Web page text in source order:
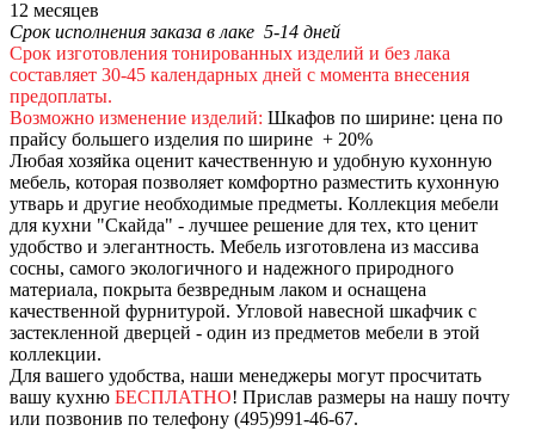
12 месяцев
Срок исполнения заказа в лаке 5-14 дней
Срок изготовления тонированных изделий и без лака
составляет 30-45 календарных дней с момента внесения
предоплаты.
Возможно изменение изделий: Шкафов по ширине: цена по
прайсу большего изделия по ширине + 20%
Любая хозяйка оценит качественную и удобную кухонную
мебель, которая позволяет комфортно разместить кухонную
утварь и другие необходимые предметы. Коллекция мебели
для кухни "Скайда" - лучшее решение для тех, кто ценит
удобство и элегантность. Мебель изготовлена из массива
сосны, самого экологичного и надежного природного
материала, покрыта безвредным лаком и оснащена
качественной фурнитурой. Угловой навесной шкафчик с
застекленной дверцей - один из предметов мебели в этой
коллекции.
Для вашего удобства, наши менеджеры могут просчитать
вашу кухню БЕСПЛАТНО! Прислав размеры на нашу почту
или позвонив по телефону (495)991-46-67.